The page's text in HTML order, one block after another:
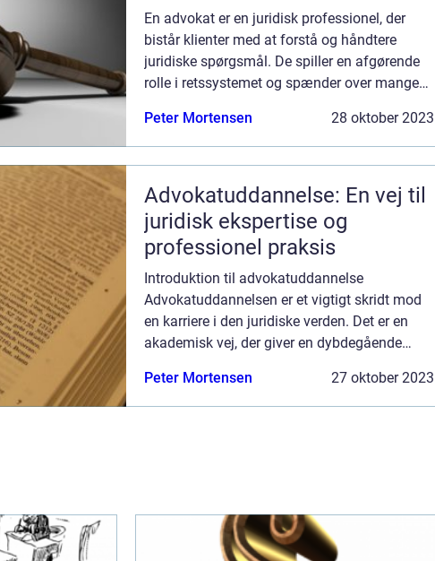
En advokat er en juridisk professionel, der
bistår klienter med at forstå og håndtere
juridiske spørgsmål. De spiller en afgørende
rolle i retssystemet og spænder over mange
civilret, erhvervsret og mere. Der...
Peter Mortensen 28 oktober 2023
Advokatuddannelse: En vej til
juridisk ekspertise og
professionel praksis
Introduktion til advokatuddannelse
Advokatuddannelsen er et vigtigt skridt mod
en karriere i den juridiske verden. Det er en
akademisk vej, der giver en dybdegående
praksis. Uddannelsen er afgørende for dem,...
Peter Mortensen 27 oktober 2023